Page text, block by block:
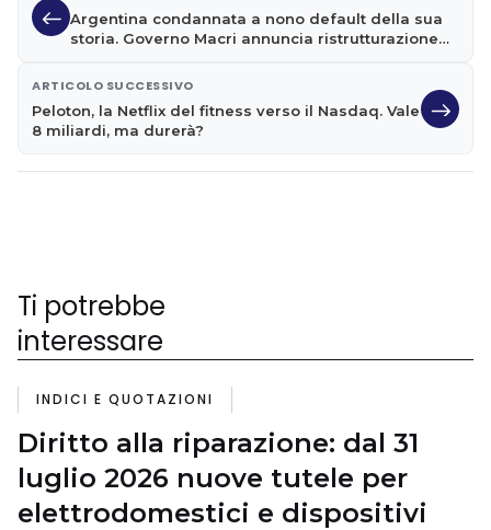
Argentina condannata a nono default della sua
storia. Governo Macri annuncia ristrutturazione
ARTICOLO SUCCESSIVO
Peloton, la Netflix del fitness verso il Nasdaq. Vale
8 miliardi, ma durerà?
Ti potrebbe
interessare
INDICI E QUOTAZIONI
Diritto alla riparazione: dal 31
luglio 2026 nuove tutele per
elettrodomestici e dispositivi